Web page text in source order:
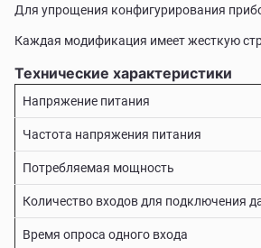
Для упрощения конфигурирования
Каждая модификация имеет жесткую
Технические характеристики
Напряжение питания
Частота напряжения питания
Потребляемая мощность
Количество входов для подключения
Время опроса одного входа